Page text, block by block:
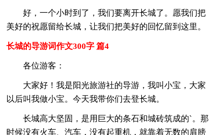
好，一个小时到了，我们要离开长城了。愿我们把
美好的祝愿留给长城，让我们把美好的回忆留到这里。
长城的导游词作文300字 篇4
各位游客：
大家好！我是阳光旅游社的导游，我叫小宝，大家
以后叫我做小宝。今天我带你们去登长城。
长城高大坚固，是用巨大的条石和城砖筑成的`。那
时候没有火车、汽车，没有起重机，就靠着无数的肩膀